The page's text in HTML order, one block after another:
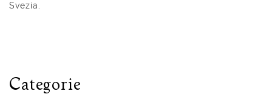
Svezia.
Categorie